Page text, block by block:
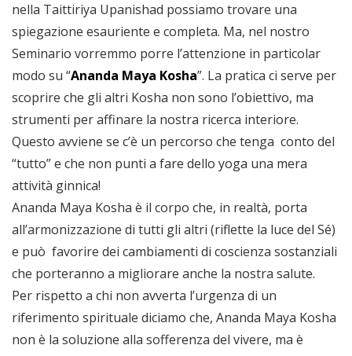
nella Taittiriya Upanishad possiamo trovare una
spiegazione esauriente e completa. Ma, nel nostro
Seminario vorremmo porre l’attenzione in particolar
modo su “Ananda Maya Kosha”. La pratica ci serve per
scoprire che gli altri Kosha non sono l’obiettivo, ma
strumenti per affinare la nostra ricerca interiore.
Questo avviene se c’è un percorso che tenga conto del
“tutto” e che non punti a fare dello yoga una mera
attività ginnica!
Ananda Maya Kosha è il corpo che, in realtà, porta
all’armonizzazione di tutti gli altri (riflette la luce del Sé)
e può favorire dei cambiamenti di coscienza sostanziali
che porteranno a migliorare anche la nostra salute.
Per rispetto a chi non avverta l’urgenza di un
riferimento spirituale diciamo che, Ananda Maya Kosha
non è la soluzione alla sofferenza del vivere, ma è